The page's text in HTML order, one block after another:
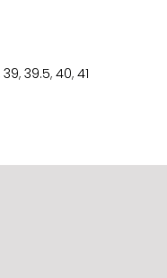
39, 39.5, 40, 41